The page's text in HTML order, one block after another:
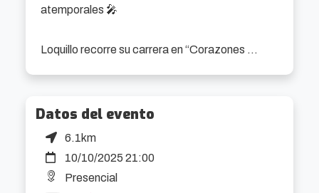
atemporales 🎤
Loquillo recorre su carrera en “Corazones
imprescindible para los fans de los conciertos en
vivo en Bilbao este otoño.
El repertorio incluye sus éxitos más
Datos del evento
6.1km
10/10/2025 21:00
Presencial